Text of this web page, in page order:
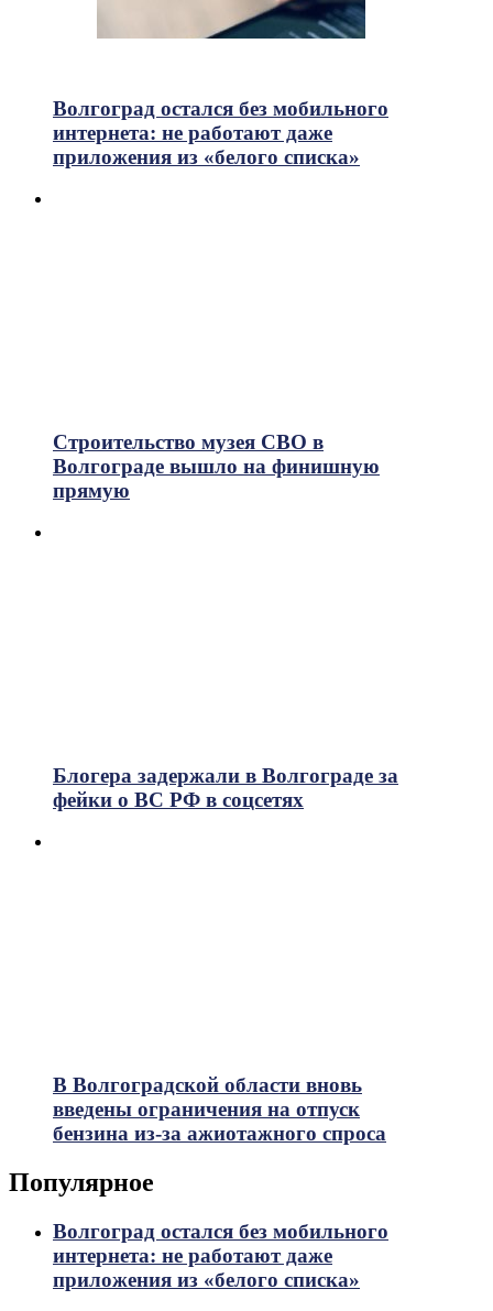
Волгоград остался без мобильного
интернета: не работают даже
приложения из «белого списка»
Строительство музея СВО в
Волгограде вышло на финишную
прямую
Блогера задержали в Волгограде за
фейки о ВС РФ в соцсетях
В Волгоградской области вновь
введены ограничения на отпуск
бензина из-за ажиотажного спроса
Популярное
Волгоград остался без мобильного
интернета: не работают даже
приложения из «белого списка»